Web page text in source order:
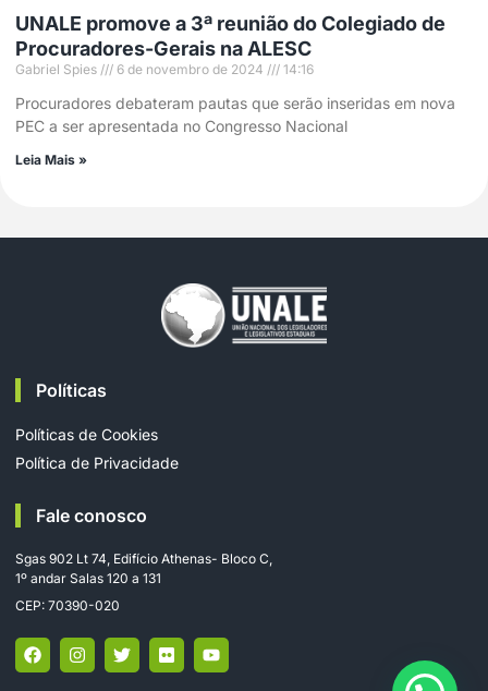
UNALE promove a 3ª reunião do Colegiado de
Procuradores-Gerais na ALESC
Gabriel Spies 6 de novembro de 2024 14:16
Procuradores debateram pautas que serão inseridas em nova
PEC a ser apresentada no Congresso Nacional
Leia Mais »
Políticas
Políticas de Cookies
Política de Privacidade
Fale conosco
Sgas 902 Lt 74, Edifício Athenas- Bloco C,
1º andar Salas 120 a 131
CEP: 70390-020